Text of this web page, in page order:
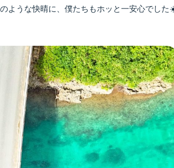
ような快晴に、僕たちもホッと一安心でした